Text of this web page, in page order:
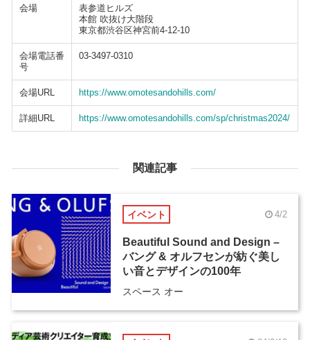
会場
表参道ヒルズ
本館 吹抜け大階段
東京都渋谷区神宮前4-12-10
会場電話番
号
03-3497-0310
会場URL https://www.omotesandohills.com/
詳細URL https://www.omotesandohills.com/sp/christmas2024/
関連記事
イベント 4/2
Beautiful Sound and Design –
バング & オルフセンが紡ぐ美し
い音とデザインの100年
スペース オー